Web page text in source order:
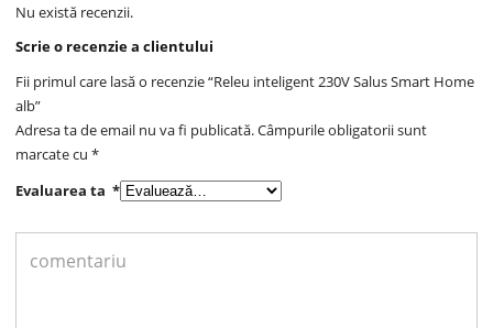
Nu există recenzii.
Scrie o recenzie a clientului
Fii primul care lasă o recenzie “Releu inteligent 230V Salus Smart Home
alb”
Adresa ta de email nu va fi publicată.Câmpurile obligatorii sunt
marcate cu*
Evaluarea ta*